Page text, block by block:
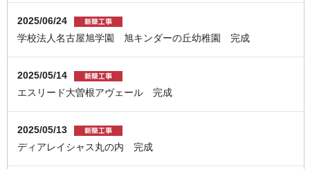
2025/06/24
学校法人名古屋旭学園 旭キンダーの丘幼稚園 完成
2025/05/14
エスリード大曽根アヴェール 完成
2025/05/13
ディアレイシャス丸の内 完成